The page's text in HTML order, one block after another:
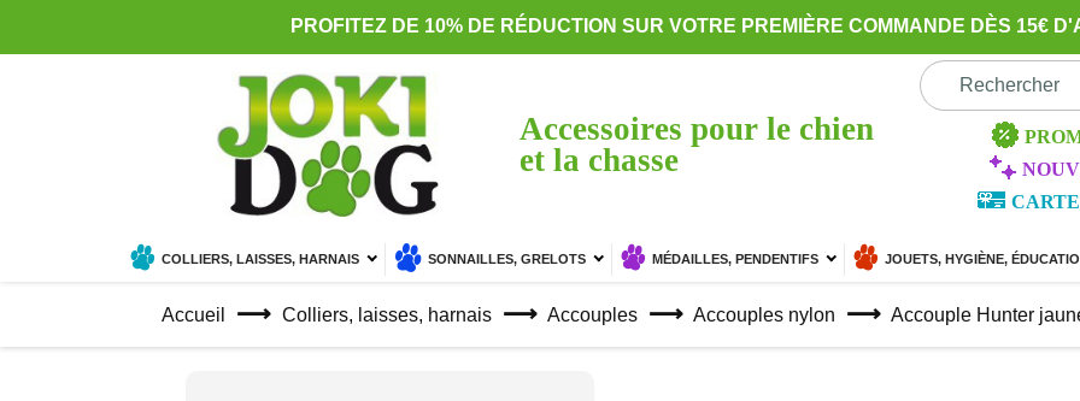
PROFITEZ DE 10% DE RÉDUCTION SUR VOTRE PREMIÈRE COMMANDE DÈS 15€
Accessoires pour le chien
et la chasse
COLLIERS, LAISSES, HARNAIS SONNAILLES, GRELOTS MÉDAILLES, PENDENTIFS JOUETS, HYGIÈNE,
Accueil Colliers, laisses, harnais Accouples Accouples nylon Accouple Hunter